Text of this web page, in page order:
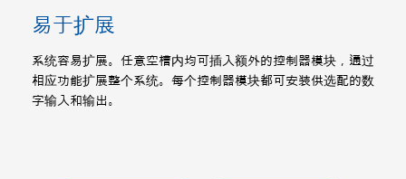
易于扩展
系统容易扩展。任意空槽内均可插入额外的控制器模块，通过
相应功能扩展整个系统。每个控制器模块都可安装供选配的数
字输入和输出。